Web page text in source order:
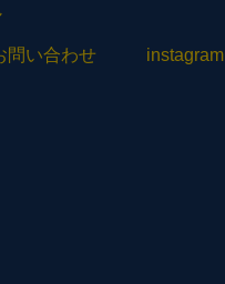
問い合わせ instagram